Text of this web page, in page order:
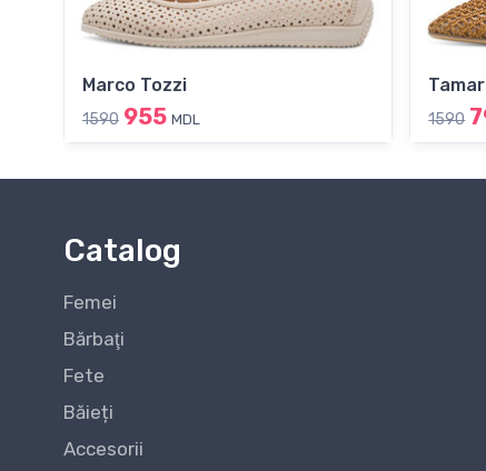
Marco Tozzi
1590 955 MDL 1590
Catalog
Femei
Bărbaţi
Fete
Băieți
Accesorii